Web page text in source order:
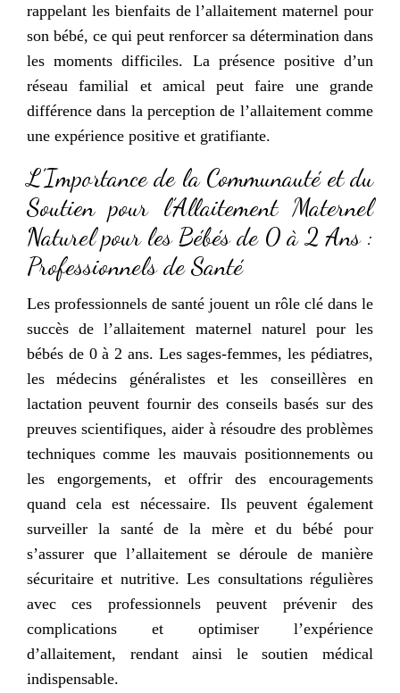
rappelant les bienfaits de l’allaitement maternel pour
son bébé, ce qui peut renforcer sa détermination dans
les moments difficiles. La présence positive d’un
réseau familial et amical peut faire une grande
différence dans la perception de l’allaitement comme
une expérience positive et gratifiante.
L’Importance de la Communauté et du
Soutien pour l’Allaitement Maternel
Naturel pour les Bébés de 0 à 2 Ans :
Professionnels de Santé
Les professionnels de santé jouent un rôle clé dans le
succès de l’allaitement maternel naturel pour les
bébés de 0 à 2 ans. Les sages-femmes, les pédiatres,
les médecins généralistes et les conseillères en
lactation peuvent fournir des conseils basés sur des
preuves scientifiques, aider à résoudre des problèmes
techniques comme les mauvais positionnements ou
les engorgements, et offrir des encouragements
quand cela est nécessaire. Ils peuvent également
surveiller la santé de la mère et du bébé pour
s’assurer que l’allaitement se déroule de manière
sécuritaire et nutritive. Les consultations régulières
avec ces professionnels peuvent prévenir des
complications et optimiser l’expérience
d’allaitement, rendant ainsi le soutien médical
indispensable.